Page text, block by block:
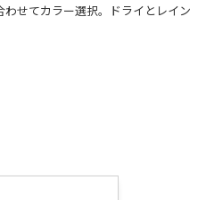
せてカラー選択。ドライとレイン